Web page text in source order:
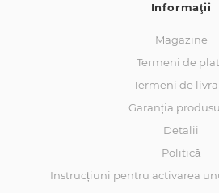
Informaţii
Magazine
Termeni de
Termeni de
Garanția
Detalii
Politică
Instrucțiuni pentru activarea